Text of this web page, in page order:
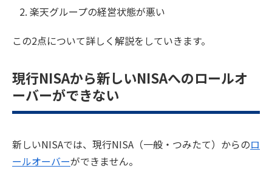
楽天グループの経営状態が悪い
この2点について詳しく解説をしていきます。
現行NISAから新しいNISAへのロールオ
ーバーができない
新しいNISAでは、現行NISA（一般・つみたて）からのロ
ールオーバーができません。